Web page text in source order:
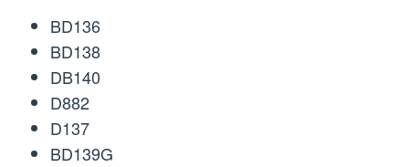
BD136
BD138
DB140
D882
D137
BD139G